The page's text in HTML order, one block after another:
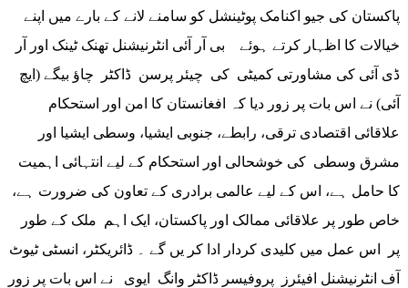
پاکستان کی جیو اکنامک پوٹینشل کو سامنے لانے کے بارے میں اپنے
خیالات کا اظہار کرتے ہوئے بی آر آئی انٹرنیشنل تھنک ٹینک اور آر
ڈی آئی کی مشاورتی کمیٹی کی چیئر پرسن ڈاکٹر چاؤ بیگے (ایچ
آئی) نے اس بات پر زور دیا کہ افغانستان کا امن اور استحکام
علاقائی اقتصادی ترقی، رابطے، جنوبی ایشیا، وسطی ایشیا اور
مشرق وسطی کی خوشحالی اور استحکام کے لیے انتہائی اہمیت
کا حامل ہے، اس کے لیے عالمی برادری کے تعاون کی ضرورت ہے،
خاص طور پر علاقائی ممالک اور پاکستان، ایک اہم ملک کے طور
پر اس عمل میں کلیدی کردار ادا کر یں گے ۔ ڈائریکٹر، انسٹی ٹیوٹ
آف انٹرنیشنل افیئرز پروفیسر ڈاکٹر وانگ ایوی نے اس بات پر زور